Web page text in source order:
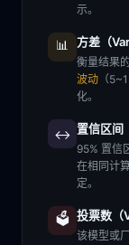
示。
📊 方差（
衡量结果的
波动 （
化。
↔️ 置信区间
95% 置信
在相同计
定。
🗳️ 投票数（
该模型或